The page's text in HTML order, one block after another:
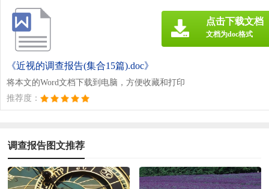
《近视的调查报告(集合15篇).doc》
将本文的Word文档下载到电脑，方便收藏和打印
推荐度：
点击下载文档
文档为doc格式
调查报告图文推荐